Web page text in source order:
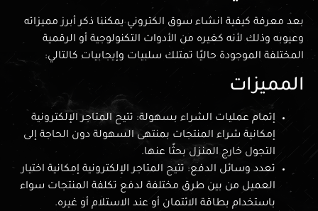
بعد معرفة كيفية انشاء سوق الكتروني يمكننا ذكر أبرز مميزاته
وعيوبه وذلك لأنه كغيره من الأدوات التكنولوجية أو الرقمية
المختلفة الموجودة حاليًا تمتلك سلبيات وإيجابيات كالتالي:
المميزات
إتمام عمليات الشراء بسهولة: تتيح المتاجر الإلكترونية
إمكانية شراء المنتجات بمنتهى السهولة دون الحاجة إلى
التجول خارج المنزل بحثًا عنها.
تعدد وسائل الدفع: تتيح المتاجر الإلكترونية إمكانية اختيار
العميل من بين طرق مختلفة لدفع تكلفة المنتجات سواء
باستخدام بطاقة الائتمان أو عند الاستلام أو غيره.